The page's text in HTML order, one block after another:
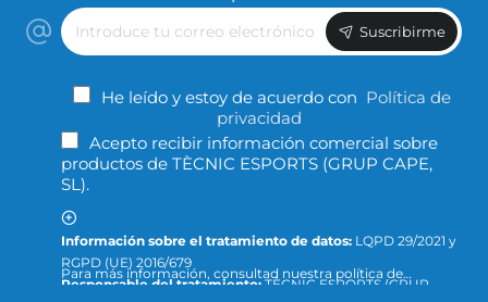
Introduce
tu
correo
Suscribirme
He leído y estoy de acuerdo con Política de
privacidad
Acepto recibir información comercial sobre
productos de TÈCNIC ESPORTS (GRUP CAPE,
SL).
Información sobre el tratamiento de datos: LQPD 29/2021 y
RGPD (UE) 2016/679
Responsable del tratamiento:
Para más información, consultad nuestra política de